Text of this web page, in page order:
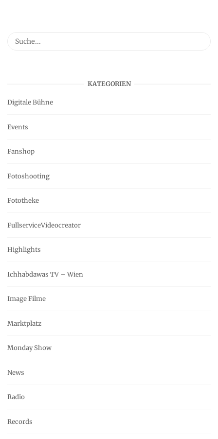
KATEGORIEN
Digitale Bühne
Events
Fanshop
Fotoshooting
Fototheke
FullserviceVideocreator
Highlights
Ichhabdawas TV – Wien
Image Filme
Marktplatz
Monday Show
News
Radio
Records